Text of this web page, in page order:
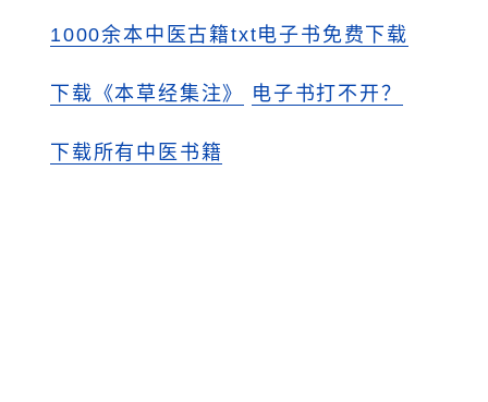
1000余本中医古籍txt电子书免费下载
下载《本草经集注》 电子书打不开？
下载所有中医书籍